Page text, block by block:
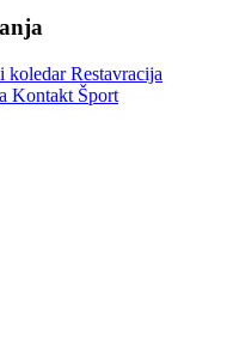
koledarRestavracija
Kontakt Šport